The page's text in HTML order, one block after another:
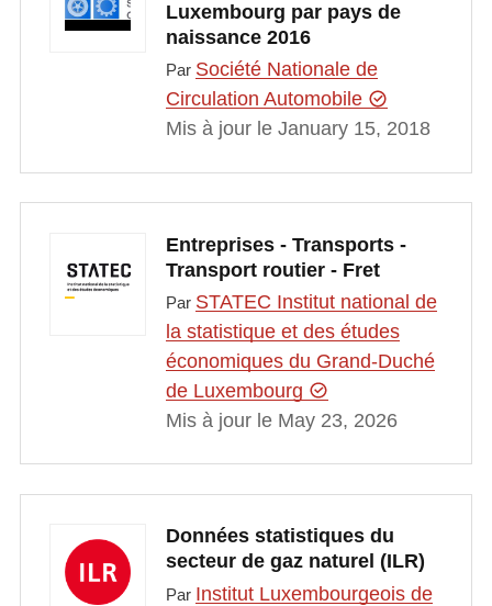
Luxembourg par pays de
naissance 2016
Par Société Nationale de
Circulation Automobile
Mis à jour le January 15, 2018
Entreprises - Transports -
Transport routier - Fret
Par STATEC Institut national de
la statistique et des études
économiques du Grand-Duché
de Luxembourg
Mis à jour le May 23, 2026
Données statistiques du
secteur de gaz naturel (ILR)
Par Institut Luxembourgeois de